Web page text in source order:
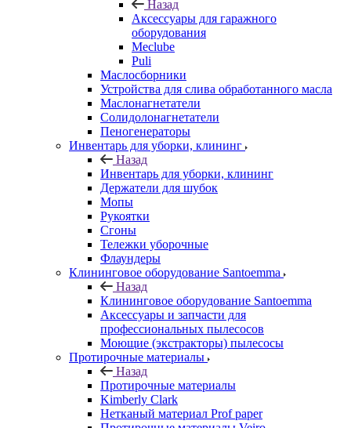
Назад
Аксессуары для гаражного
оборудования
Meclube
Puli
Маслосборники
Устройства для слива обработанного масла
Маслонагнетатели
Солидолонагнетатели
Пеногенераторы
Инвентарь для уборки, клининг
Назад
Инвентарь для уборки, клининг
Держатели для шубок
Мопы
Рукоятки
Сгоны
Тележки уборочные
Флаундеры
Клининговое оборудование Santoemma
Назад
Клининговое оборудование Santoemma
Аксессуары и запчасти для
профессиональных пылесосов
Моющие (экстракторы) пылесосы
Протирочные материалы
Назад
Протирочные материалы
Kimberly Clark
Нетканый материал Prof paper